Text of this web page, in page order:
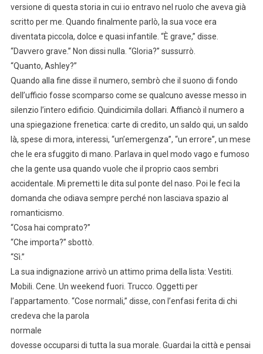
versione di questa storia in cui io entravo nel ruolo che aveva già
scritto per me. Quando finalmente parlò, la sua voce era
diventata piccola, dolce e quasi infantile. “È grave,” disse.
“Davvero grave.” Non dissi nulla. “Gloria?” sussurrò.
“Quanto, Ashley?”
Quando alla fine disse il numero, sembrò che il suono di fondo
dell’ufficio fosse scomparso come se qualcuno avesse messo in
silenzio l’intero edificio. Quindicimila dollari. Affiancò il numero a
una spiegazione frenetica: carte di credito, un saldo qui, un saldo
là, spese di mora, interessi, “un’emergenza”, “un errore”, un mese
che le era sfuggito di mano. Parlava in quel modo vago e fumoso
che la gente usa quando vuole che il proprio caos sembri
accidentale. Mi premetti le dita sul ponte del naso. Poi le feci la
domanda che odiava sempre perché non lasciava spazio al
romanticismo.
“Cosa hai comprato?”
“Che importa?” sbottò.
“Sì.”
La sua indignazione arrivò un attimo prima della lista: Vestiti.
Mobili. Cene. Un weekend fuori. Trucco. Oggetti per
l’appartamento. “Cose normali,” disse, con l’enfasi ferita di chi
credeva che la parola
normale
dovesse occuparsi di tutta la sua morale. Guardai la città e pensai